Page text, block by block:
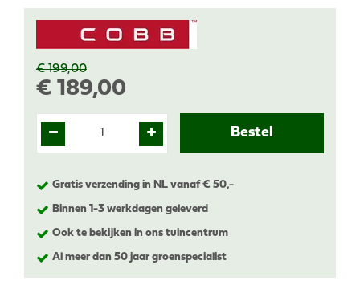
€ 199,00
€ 189,00
Gratis verzending in NL vanaf € 50,-
Binnen 1-3 werkdagen geleverd
Ook te bekijken in ons tuincentrum
Al meer dan 50 jaar groenspecialist